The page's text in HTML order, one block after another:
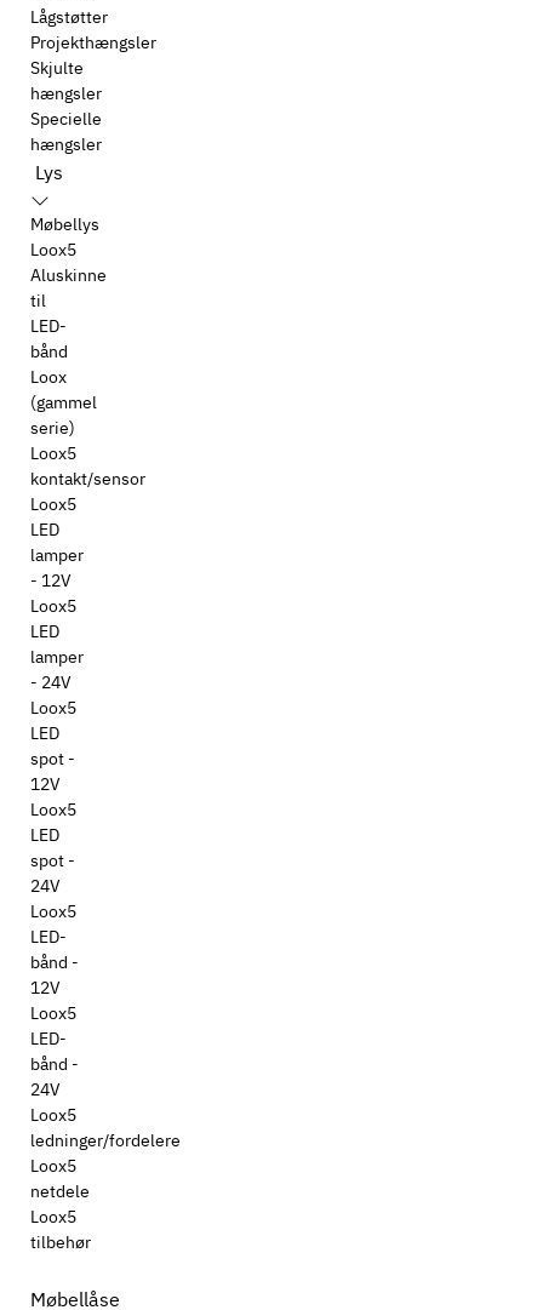
Lågstøtter
Projekthængsler
Skjulte
hængsler
Specielle
hængsler
Lys
Møbellys
Loox5
Aluskinne
til
LED-
bånd
Loox
(gammel
serie)
Loox5
kontakt/sensor
Loox5
LED
lamper
- 12V
Loox5
LED
lamper
- 24V
Loox5
LED
spot -
12V
Loox5
LED
spot -
24V
Loox5
LED-
bånd -
12V
Loox5
LED-
bånd -
24V
Loox5
ledninger/fordelere
Loox5
netdele
Loox5
tilbehør
Møbellåse